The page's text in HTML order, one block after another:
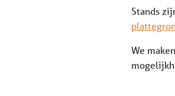
Stands
We